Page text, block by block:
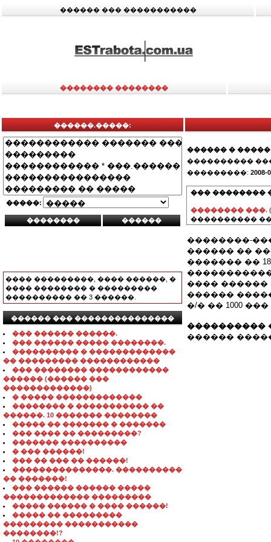
������ ��� �����������
�������� ��������
������.�����:
�����:
���� ���������, ���� ������, �
���� �������� � ���������
���������� �� 3 ������.
������ ��� ���������������
��� ������ ������.
��� ������ ����� ��������.
���������� � �������������
�� ��������� ������������
��� �������� ������������
������ (������ ���
�������������)
� ����� �������������
�������� � ����������� ��
������. 10 ������� ��������
����� �� ������� � �������
��� ���� �� ���������?
������� ����������
� ��� ������!
��� �� ��� �� ������!
���������������. ����������
�� �������!
��� ������ ������ �����
������������� ���������
����� ������ � ���� ������!
����� �� ���������
��������� �����������
��������!?
������ � �����
����������
���������: 2008-
��� ��������
�������� ���.
����������
��������-
������ ��
������� ��
���� ������
������
�/� �� 1000
����������
������